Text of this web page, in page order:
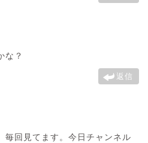
な？
返信
毎回見てます。今日チャンネル